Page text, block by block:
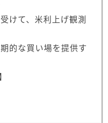
けて、米利上げ観測
的な買い場を提供す